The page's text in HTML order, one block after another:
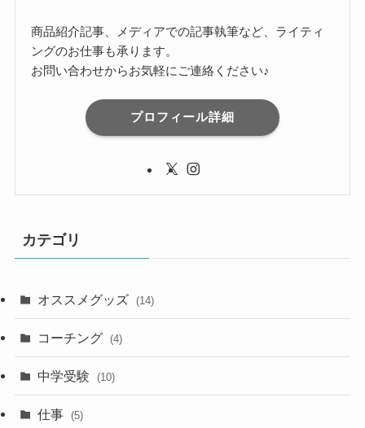
商品紹介記事、メディアでの記事執筆など、ライティ
ングのお仕事も承ります。
お問い合わせからお気軽にご連絡ください♪
プロフィール詳細
カテゴリ
オススメグッズ (14)
コーチング (4)
中学受験 (10)
仕事 (5)